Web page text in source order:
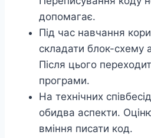
допомагає.
Під час навчання
складати блок-схему
Після цього
програми.
На технічних
обидва аспекти.
вміння писати код.